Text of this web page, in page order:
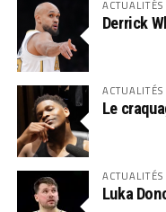
ACTUALITÉS
Derrick
ACTUALITÉS
Le
ACTUALITÉS
Luka